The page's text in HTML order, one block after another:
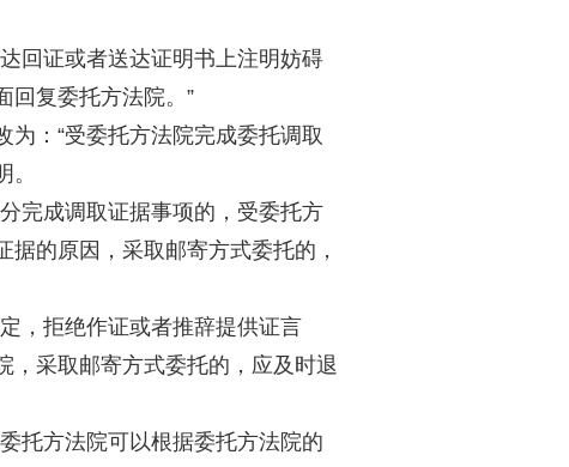
回证或者送达证明书上注明妨碍
回复委托方法院。”
：“受委托方法院完成委托调取
完成调取证据事项的，受委托方
的原因，采取邮寄方式委托的，
，拒绝作证或者推辞提供证言
，采取邮寄方式委托的，应及时退
托方法院可以根据委托方法院的